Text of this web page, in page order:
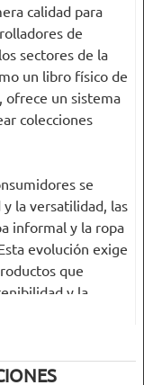
calidad para
de
sectores de la
un libro físico de
ofrece un sistema
colecciones
se
la versatilidad, las
informal y la ropa
evolución exige
que
y la
de previsión
por este